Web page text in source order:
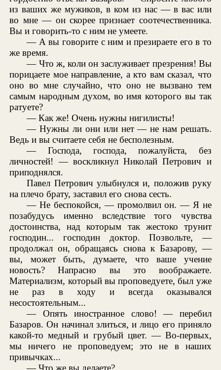
из ваших же мужиков, в ком из нас — в вас или
во мне — он скорее признает соотечественника.
Вы и говорить-то с ним не умеете.
— А вы говорите с ним и презираете его в то
же время.
— Что ж, коли он заслуживает презрения! Вы
порицаете мое направление, а кто вам сказал, что
оно во мне случайно, что оно не вызвано тем
самым народным духом, во имя которого вы так
ратуете?
— Как же! Очень нужны нигилисты!
— Нужны ли они или нет — не нам решать.
Ведь и вы считаете себя не бесполезным.
— Господа, господа, пожалуйста, без
личностей! — воскликнул Николай Петрович и
приподнялся.
Павел Петрович улыбнулся и, положив руку
на плечо брату, заставил его снова сесть.
— Не беспокойся, — промолвил он. — Я не
позабудусь именно вследствие того чувства
достоинства, над которым так жестоко трунит
господин... господин доктор. Позвольте, —
продолжал он, обращаясь снова к Базарову, —
вы, может быть, думаете, что ваше учение
новость? Напрасно вы это воображаете.
Материализм, который вы проповедуете, был уже
не раз в ходу и всегда оказывался
несостоятельным...
— Опять иностранное слово! — перебил
Базаров. Он начинал злиться, и лицо его приняло
какой-то медный и грубый цвет. — Во-первых,
мы ничего не проповедуем; это не в наших
привычках...
— Что же вы делаете?